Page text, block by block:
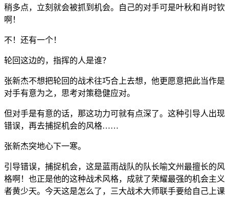
稍多点，立刻就会被抓到机会。自己的对手可是叶秋和肖时钦
啊！
不！还有一个！
轮回这边的，指挥的人是谁？
张新杰不想把轮回的战术往巧合上去想，他更愿意把此当作是
对手有意为之，思考对策稳健应对。
但对手是有意的话，那这功力可就有点深了。这种引导人出现
错误，再去捕捉机会的风格……
张新杰突地心下一寒。
引导错误，捕捉机会，这是蓝雨战队的队长喻文州最擅长的风
格啊！也正是他的这种战术风格，成就了荣耀最强的机会主义
者黄少天。今天这是怎么了，三大战术大师联手要给自己上课